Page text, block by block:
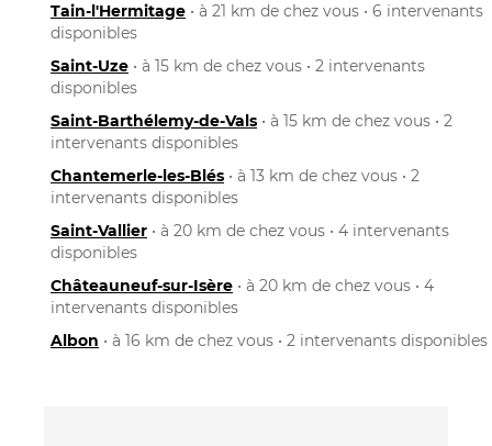
Tain-l'Hermitage • à 21 km de chez vous • 6 intervenants
disponibles
Saint-Uze • à 15 km de chez vous • 2 intervenants
disponibles
Saint-Barthélemy-de-Vals • à 15 km de chez vous • 2
intervenants disponibles
Chantemerle-les-Blés • à 13 km de chez vous • 2
intervenants disponibles
Saint-Vallier • à 20 km de chez vous • 4 intervenants
disponibles
Châteauneuf-sur-Isère • à 20 km de chez vous • 4
intervenants disponibles
Albon • à 16 km de chez vous • 2 intervenants disponibles